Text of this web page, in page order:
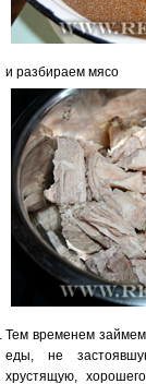
и разбираем мясо
Тем временем
еды, не
хрустящую,